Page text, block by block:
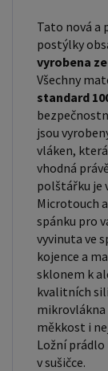
Tato nová a
postýlky
vyrobena
Všechny
standard
jsou
vláken,
vhodná
polštářku je
Microtouch
spánku pro
vyvinuta ve
kojence a
sklonem k
kvalitních
měkkost i
Ložní prádlo
v sušičce.